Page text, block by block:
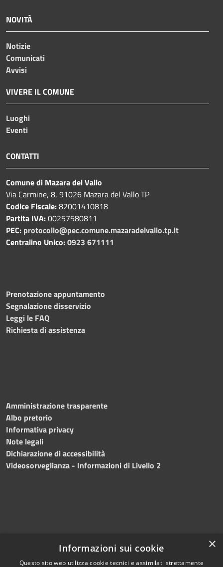
NOVITÀ
Notizie
Comunicati
Avvisi
VIVERE IL COMUNE
Luoghi
Eventi
CONTATTI
Comune di Mazara del Vallo
Via Carmine, 8, 91026 Mazara del Vallo TP
Codice Fiscale:82001410818
Partita IVA:00257580811
PEC: protocollo@pec.comune.mazaradelvallo.tp.it
Centralino Unico:0923 671111
Prenotazione appuntamento
Segnalazione disservizio
Leggi le FAQ
Richiesta di assistenza
Amministrazione trasparente
Albo pretorio
Informativa privacy
Note legali
Dichiarazione di accessibilità
Videosorveglianza - Informazioni di Livello 2
×
Informazioni sui cookie
Questo sito web utilizza cookie tecnici e assimilati strettamente